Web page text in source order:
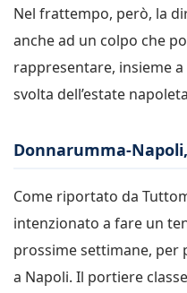
Nel frattempo, però, la
anche ad un colpo che
rappresentare, insieme
svolta dell’estate
Donnarumma-
Come riportato da
intenzionato a fare un
prossime settimane, per
a Napoli. Il portiere